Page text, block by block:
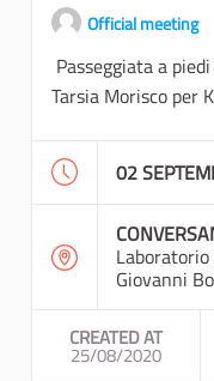
Official meeting
Passeggiata a
Tarsia Morisco per
02
Laboratorio
Giovanni
CREATED AT
25/08/2020